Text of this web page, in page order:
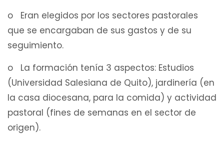
o Eran elegidos por los sectores pastorales
que se encargaban de sus gastos y de su
seguimiento.
o La formación tenía 3 aspectos: Estudios
(Universidad Salesiana de Quito), jardinería (en
la casa diocesana, para la comida) y actividad
pastoral (fines de semanas en el sector de
origen).